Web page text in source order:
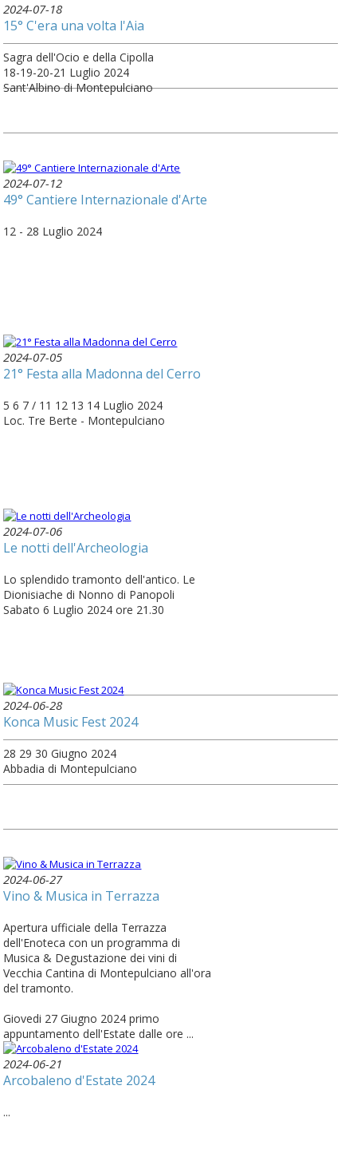
2024-07-18
15° C'era una volta l'Aia
Sagra dell'Ocio e della Cipolla
18-19-20-21 Luglio 2024
Sant'Albino di Montepulciano
2024-07-12
49° Cantiere Internazionale d'Arte
12 - 28 Luglio 2024
2024-07-05
21° Festa alla Madonna del Cerro
5 6 7 / 11 12 13 14 Luglio 2024
Loc. Tre Berte - Montepulciano
2024-07-06
Le notti dell'Archeologia
Lo splendido tramonto dell'antico. Le
Dionisiache di Nonno di Panopoli
Sabato 6 Luglio 2024 ore 21.30
2024-06-28
Konca Music Fest 2024
28 29 30 Giugno 2024
Abbadia di Montepulciano
2024-06-27
Vino & Musica in Terrazza
Apertura ufficiale della Terrazza
dell'Enoteca con un programma di
Musica & Degustazione dei vini di
Vecchia Cantina di Montepulciano all'ora
del tramonto.
Giovedi 27 Giugno 2024 primo
appuntamento dell'Estate dalle ore ...
2024-06-21
Arcobaleno d'Estate 2024
...